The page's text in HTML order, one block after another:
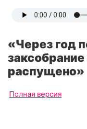
«Через год
распущено»
Полная версия